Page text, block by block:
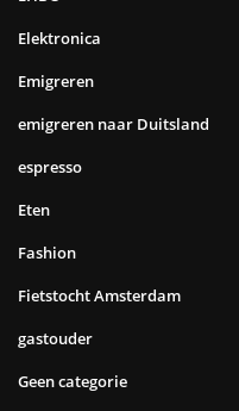
Elektronica
Emigreren
emigreren naar Duitsland
espresso
Eten
Fashion
Fietstocht Amsterdam
gastouder
Geen categorie